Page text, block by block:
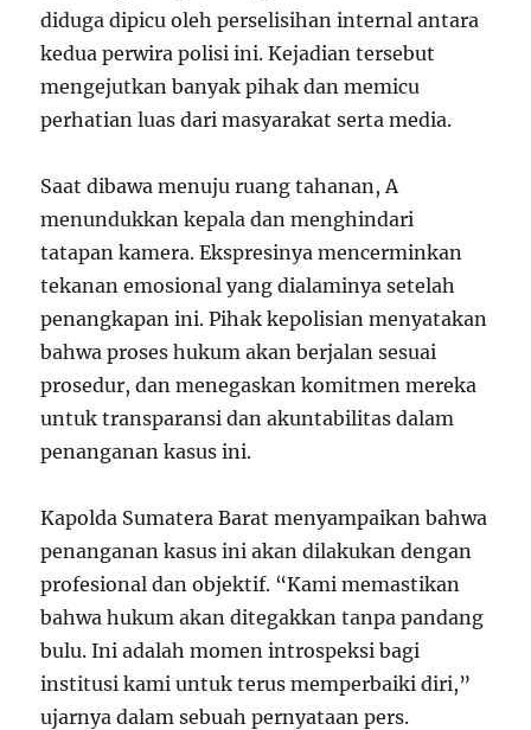
diduga dipicu oleh perselisihan internal antara
kedua perwira polisi ini. Kejadian tersebut
mengejutkan banyak pihak dan memicu
perhatian luas dari masyarakat serta media.
Saat dibawa menuju ruang tahanan, A
menundukkan kepala dan menghindari
tatapan kamera. Ekspresinya mencerminkan
tekanan emosional yang dialaminya setelah
penangkapan ini. Pihak kepolisian menyatakan
bahwa proses hukum akan berjalan sesuai
prosedur, dan menegaskan komitmen mereka
untuk transparansi dan akuntabilitas dalam
penanganan kasus ini.
Kapolda Sumatera Barat menyampaikan bahwa
penanganan kasus ini akan dilakukan dengan
profesional dan objektif. “Kami memastikan
bahwa hukum akan ditegakkan tanpa pandang
bulu. Ini adalah momen introspeksi bagi
institusi kami untuk terus memperbaiki diri,”
ujarnya dalam sebuah pernyataan pers.